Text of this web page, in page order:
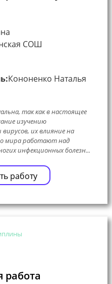
СОШ
Кононенко Наталья
так как в настоящее
изучению
их влияние на
мира работают над
инфекционных болезн...
работу
работа